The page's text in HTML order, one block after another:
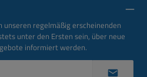
regelmäßig erscheinenden
unter den Ersten sein, über neue
informiert werden.